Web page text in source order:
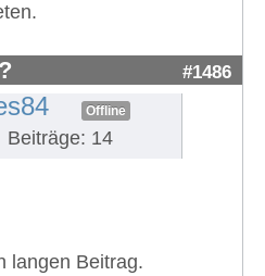
#1486
Offline
Beiträge: 14
langen Beitrag.